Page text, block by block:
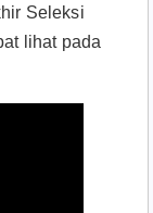
Seleksi
lihat pada